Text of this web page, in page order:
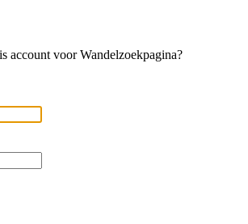
account voor Wandelzoekpagina?